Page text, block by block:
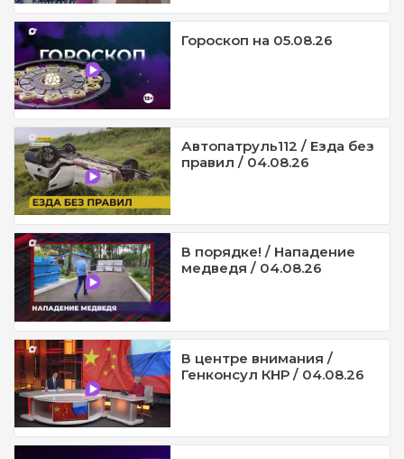
Гороскоп на 05.08.26
Автопатруль112 / Езда без
правил / 04.08.26
В порядке! / Нападение
медведя / 04.08.26
В центре внимания /
Генконсул КНР / 04.08.26